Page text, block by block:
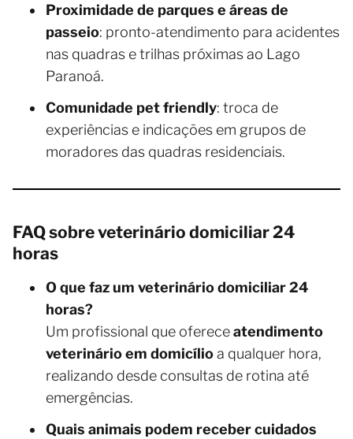
Proximidade de parques e áreas de
passeio: pronto-atendimento para acidentes
nas quadras e trilhas próximas ao Lago
Paranoá.
Comunidade pet friendly: troca de
experiências e indicações em grupos de
moradores das quadras residenciais.
FAQ sobre veterinário domiciliar 24
horas
O que faz um veterinário domiciliar 24
horas?
Um profissional que ofereceatendimento
veterinário em domicílioa qualquer hora,
realizando desde consultas de rotina até
emergências.
Quais animais podem receber cuidados